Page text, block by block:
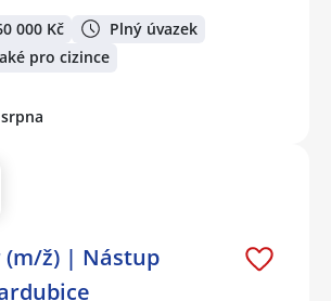
000 Kč
Plný úvazek
pro cizince
(m/ž) | Nástup